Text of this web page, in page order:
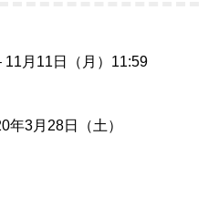
11月11日（月）11:59
年3月28日（土）